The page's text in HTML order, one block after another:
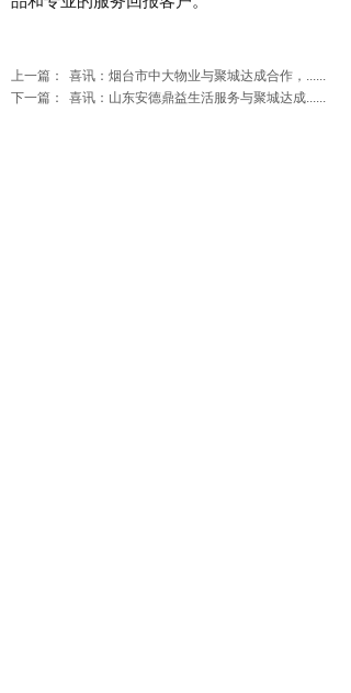
上一篇：
喜讯：烟台市中大物业与聚城达成合作，......
下一篇：
喜讯：山东安德鼎益生活服务与聚城达成......